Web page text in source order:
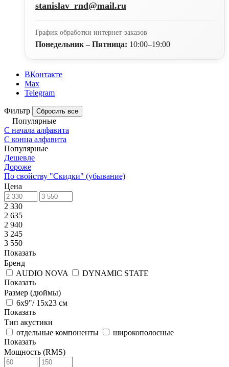
stanislav_rnd@mail.ru
График обработки интернет-заказов
Понедельник – Пятница: 10:00–19:00
ВКонтакте
Max
Telegram
Фильтр Сбросить все
Популярные
С начала алфавита
С конца алфавита
Популярные
Дешевле
Дороже
По свойству "Скидки" (убывание)
Цена
2 330
2 635
2 940
3 245
3 550
Показать
Бренд
AUDIO NOVA
DYNAMIC STATE
Показать
Размер (дюймы)
6x9"/ 15x23 см
Показать
Тип акустики
отдельные компоненты
широкополосные
Показать
Мощность (RMS)